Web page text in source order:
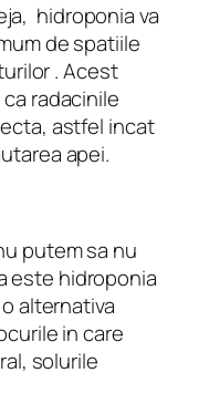
hidroponia va
de spatiile
. Acest
radacinile
astfel incat
apei.
putem sa nu
este hidroponia
alternativa
in care
solurile